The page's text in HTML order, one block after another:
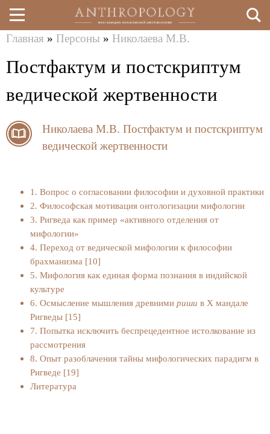
Перейти
к
основному
здесь
Главная » Персоны » Николаева М.В.
Постфактум и постскриптум
ведической жертвенности
Николаева М.В. Постфактум и постскриптум
ведической жертвенности
1. Вопрос о согласовании философии и духовной практики
2. Философская мотивация онтологизации мифологии
3. Ригведа как пример «активного отделения от
мифологии»
4. Переход от ведической мифологии к философии
брахманизма [10]
5. Мифология как единая форма познания в индийской
культуре
6. Осмысление мышления древними риши в Х мандале
Ригведы [15]
7. Попытка исключить беспрецедентное истолкование из
рассмотрения
8. Опыт разоблачения тайны мифологических парадигм в
Ригведе [19]
Литература